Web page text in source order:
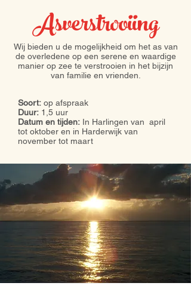
Asverstrooiing
Wij bieden u de mogelijkheid om het as van
de overledene op een serene en waardige
manier op zee te verstrooien in het bijzijn
van familie en vrienden.
Soort: op afspraak
Duur: 1,5 uur
Datum en tijden: In Harlingen van april
tot oktober en in Harderwijk van
november tot maart